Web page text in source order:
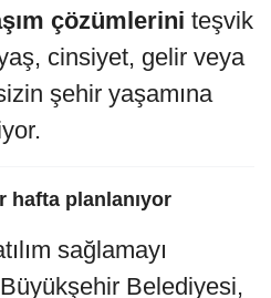
çözümlerini teşvik
cinsiyet, gelir veya
şehir yaşamına
hafta planlanıyor
sağlamayı
Belediyesi,